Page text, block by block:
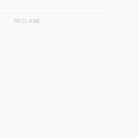
RECLAME